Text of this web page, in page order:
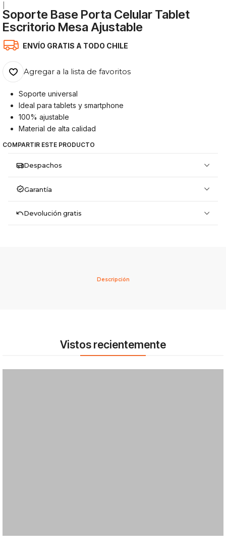
Soporte Base Porta Celular Tablet
Escritorio Mesa Ajustable
ENVÍO GRATIS A TODO CHILE
Agregar a la lista de favoritos
Soporte universal
Ideal para tablets y smartphone
100% ajustable
Material de alta calidad
COMPARTIR ESTE PRODUCTO
Despachos
Garantía
Devolución gratis
Descripción
Vistos recientemente